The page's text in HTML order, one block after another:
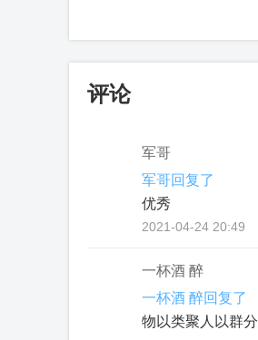
评论
军哥
军哥回复了
优秀
2021-04-24 20:49
一杯酒 醉
一杯酒 醉回复了
物以类聚人以群分